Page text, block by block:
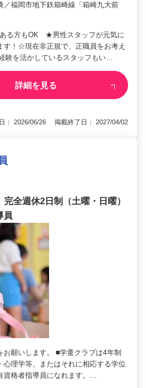
／福岡市地下鉄箱崎線「箱崎九大前
る方もOK ★男性スタッフが元気に
す！☆現在非正規で、正職員をお考え
験を活かしているスタッフもい…
詳細を見る
： 2026/06/26 掲載終了日： 2027/04/02
全週休2日制（土曜・日曜）
員
お願いします。 ■学童クラブは4年制
心理学等、またはそれに相応する学位
資格者指導員になれます。…